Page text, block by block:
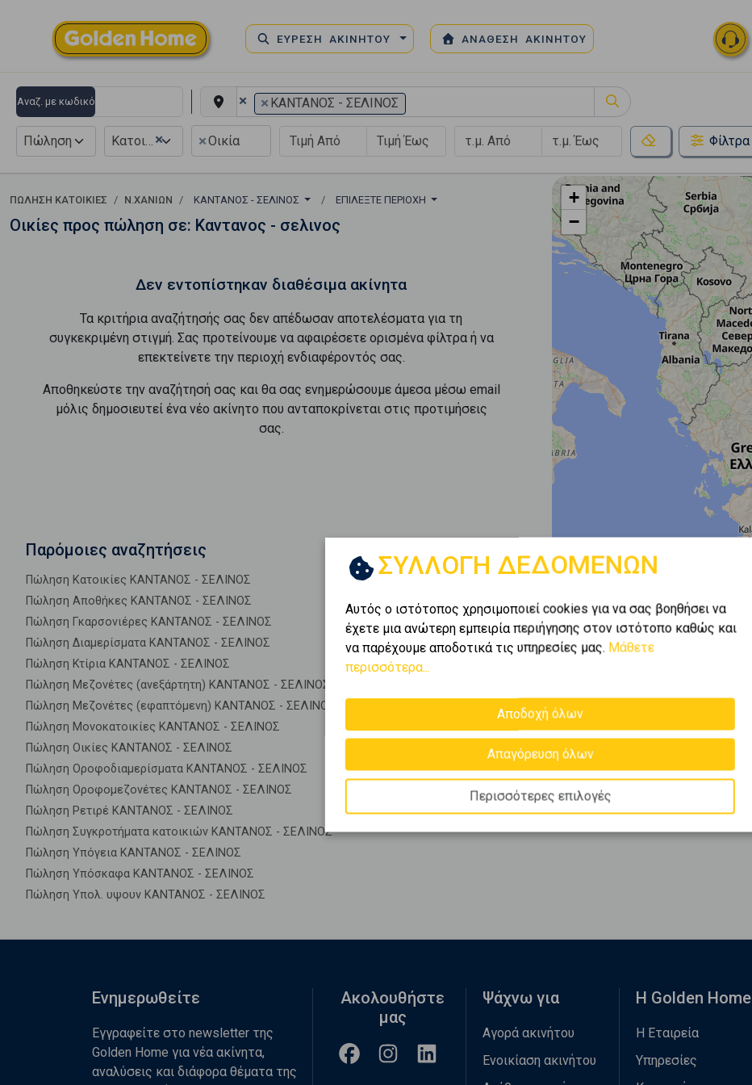
ΕΥΡΕΣΗ ΑΚΙΝΗΤΟΥ ΑΝΑΘΕΣΗ ΑΚΙΝΗΤΟΥ
Αναζ. με κωδικό × × ΚΑΝΤΑΝΟΣ - ΣΕΛΙΝΟΣ
Πώληση ×
Κατοικία ×Οικία Φίλτρα
ΠΏΛΗΣΗ ΚΑΤΟΙΚΊΕΣ Ν.ΧΑΝΙΩΝ ΚΑΝΤΑΝΟΣ - ΣΕΛΙΝΟΣ ΕΠΙΛΈΞΤΕ ΠΕΡΙΟΧΉ
Οικίες προς πώληση σε: Καντανος - σελινος
Δεν εντοπίστηκαν διαθέσιμα ακίνητα
Τα κριτήρια αναζήτησής σας δεν απέδωσαν αποτελέσματα για τη
συγκεκριμένη στιγμή. Σας προτείνουμε να αφαιρέσετε ορισμένα φίλτρα ή να
επεκτείνετε την περιοχή ενδιαφέροντός σας.
Αποθηκεύστε την αναζήτησή σας και θα σας ενημερώσουμε άμεσα μέσω email
μόλις δημοσιευτεί ένα νέο ακίνητο που ανταποκρίνεται στις προτιμήσεις
σας.
Παρόμοιες αναζητήσεις
Πώληση Κατοικίες ΚΑΝΤΑΝΟΣ - ΣΕΛΙΝΟΣ
Πώληση Αποθήκες ΚΑΝΤΑΝΟΣ - ΣΕΛΙΝΟΣ
Πώληση Γκαρσονιέρες ΚΑΝΤΑΝΟΣ - ΣΕΛΙΝΟΣ
Πώληση Διαμερίσματα ΚΑΝΤΑΝΟΣ - ΣΕΛΙΝΟΣ
Πώληση Κτίρια ΚΑΝΤΑΝΟΣ - ΣΕΛΙΝΟΣ
Πώληση Μεζονέτες (ανεξάρτητη) ΚΑΝΤΑΝΟΣ - ΣΕΛΙΝΟΣ
Πώληση Μεζονέτες (εφαπτόμενη) ΚΑΝΤΑΝΟΣ - ΣΕΛΙΝΟΣ
Πώληση Μονοκατοικίες ΚΑΝΤΑΝΟΣ - ΣΕΛΙΝΟΣ
Πώληση Οικίες ΚΑΝΤΑΝΟΣ - ΣΕΛΙΝΟΣ
Πώληση Οροφοδιαμερίσματα ΚΑΝΤΑΝΟΣ - ΣΕΛΙΝΟΣ
Πώληση Οροφομεζονέτες ΚΑΝΤΑΝΟΣ - ΣΕΛΙΝΟΣ
Πώληση Ρετιρέ ΚΑΝΤΑΝΟΣ - ΣΕΛΙΝΟΣ
Πώληση Συγκροτήματα κατοικιών ΚΑΝΤΑΝΟΣ - ΣΕΛΙΝΟΣ
Πώληση Υπόγεια ΚΑΝΤΑΝΟΣ - ΣΕΛΙΝΟΣ
Πώληση Υπόσκαφα ΚΑΝΤΑΝΟΣ - ΣΕΛΙΝΟΣ
Πώληση Υπολ. υψουν ΚΑΝΤΑΝΟΣ - ΣΕΛΙΝΟΣ
+
−
ΣΥΛΛΟΓΗ ΔΕΔΟΜΕΝΩΝ
Αυτός ο ιστότοπος χρησιμοποιεί cookies για να σας βοηθήσει να
έχετε μια ανώτερη εμπειρία περιήγησης στον ιστότοπο καθώς και
να παρέχουμε αποδοτικά τις υπηρεσίες μας. Μάθετε
περισσότερα...
Αποδοχή όλων
Απαγόρευση όλων
Περισσότερες επιλογές
Ενημερωθείτε
Εγγραφείτε στο newsletter της
Golden Home για νέα ακίνητα,
αναλύσεις και διάφορα θέματα της
Ακολουθήστε
μας
Ψάχνω για
Αγορά ακινήτου
Ενοικίαση ακινήτου
Η Golden Home
Η Εταιρεία
Υπηρεσίες